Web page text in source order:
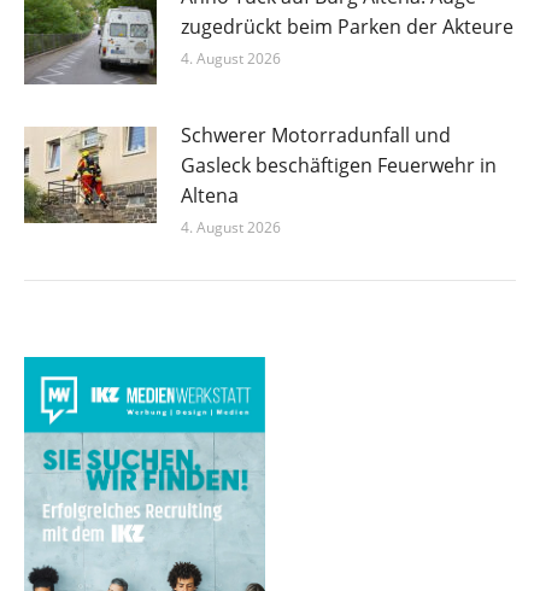
zugedrückt beim Parken der Akteure
4. August 2026
Schwerer Motorradunfall und
Gasleck beschäftigen Feuerwehr in
Altena
4. August 2026